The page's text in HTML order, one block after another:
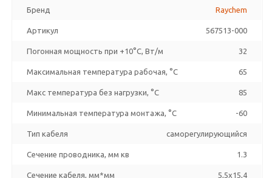
Бренд Raychem
Артикул 567513-000
Погонная мощность при +10°С, Вт/м 32
Максимальная температура рабочая, °C 65
Макс температура без нагрузки, °C 85
Минимальная температура монтажа, °C -60
Тип кабеля саморегулирующийся
Сечение проводника, мм кв 1.3
Сечение кабеля, мм*мм 5,5x15,4